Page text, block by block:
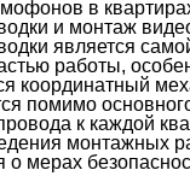
и монтаж
является
работы,
координатный
помимо
к каждой
монтажных
о мерах